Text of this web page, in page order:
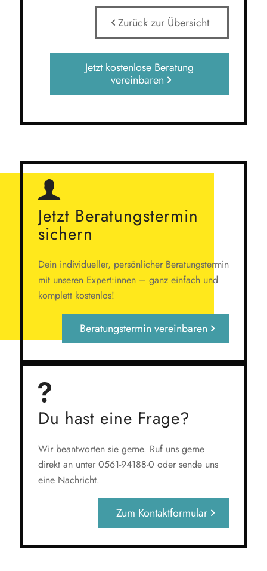
Zurück zur Übersicht
Jetzt kostenlose Beratung
vereinbaren
Jetzt Beratungstermin
sichern
Dein individueller, persönlicher Beratungstermin
mit unseren Expert:innen – ganz einfach und
komplett kostenlos!
Beratungstermin vereinbaren
Du hast eine Frage?
Wir beantworten sie gerne. Ruf uns gerne
direkt an unter 0561-94188-0 oder sende uns
eine Nachricht.
Zum Kontaktformular